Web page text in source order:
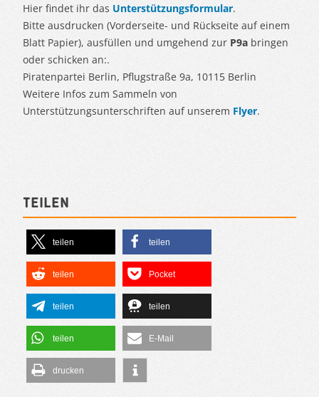
Hier findet ihr das Unterstützungsformular.
Bitte ausdrucken (Vorderseite- und Rückseite auf einem
Blatt Papier), ausfüllen und umgehend zur P9a bringen
oder schicken an:.
Piratenpartei Berlin, Pflugstraße 9a, 10115 Berlin
Weitere Infos zum Sammeln von
Unterstützungsunterschriften auf unserem Flyer.
Teilen
teilen teilen
teilen Pocket
teilen teilen
teilen E-Mail
drucken